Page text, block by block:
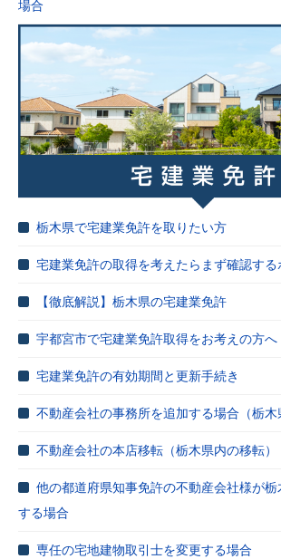
場合
栃木県で宅建業免許を取りたい方
宅建業免許の取得を考えたらまず確認する
【徹底解説】栃木県の宅建業免許
宇都宮市で宅建業免許取得をお考えの方へ
宅建業免許の有効期間と更新手続き
不動産会社の事務所を追加する場合（栃木
不動産会社の本店移転（栃木県内の移転）
他の都道府県知事免許の不動産会社様が
する場合
専任の宅地建物取引士を変更する場合